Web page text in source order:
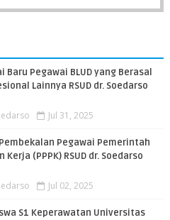
Pegawai BLUD yang Berasal
Lainnya RSUD dr. Soedarso
Jul 31, 2025
Pegawai Pemerintah
(PPPK) RSUD dr. Soedarso
Jul 02, 2025
S1 Keperawatan Universitas